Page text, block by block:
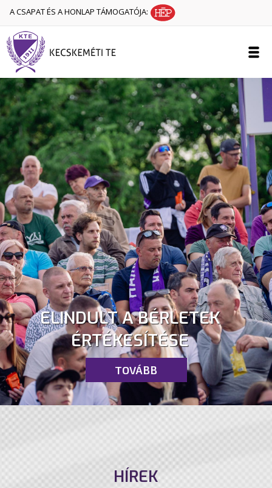
A CSAPAT ÉS A HONLAP TÁMOGATÓJA:
ELINDULT A BÉRLETEK
ÉRTÉKESÍTÉSE
TOVÁBB
HÍREK